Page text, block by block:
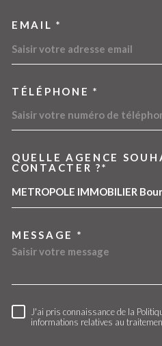
EMAIL *
TÉLÉPHONE *
QUELLE AGENCE
CONTACTER ?*
METROPOLE IMMOBILIER
MESSAGE *
J'ai pris connaissance de la
informations relatives au